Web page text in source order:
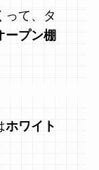
って、タ
ープン棚
ホワイト